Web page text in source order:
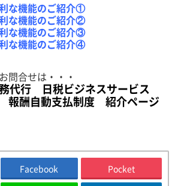
な機能のご紹介①
な機能のご紹介②
な機能のご紹介③
な機能のご紹介④
問合せは・・・
代行 日税ビジネスサービス
報酬自動支払制度 紹介ページ
Facebook Pocket